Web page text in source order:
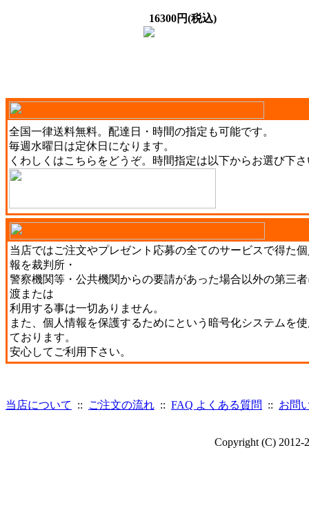
16300円(税込)
全国一律送料無料。配達日・時間の指定も可能です。
毎週水曜日は定休日になります。
くわしくはこちら をどうぞ。時間指定は以下からお選び下
当店ではご注文やプレゼント応募の全てのサービスで得た
報を裁判所・
警察機関等・公共機関からの要請があった場合以外の第三
渡または
利用する事は一切ありません。
また、個人情報を保護するためにという暗号化システムを
ております。
安心してご利用下さい。
当店について :: ご注文の流れ :: FAQ よくある質問 :: お問
Copyright (C) 2012-